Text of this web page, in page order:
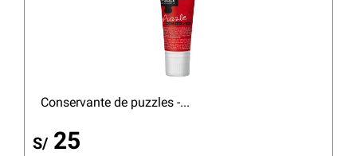
Conservante de puzzles -...
S/ 25